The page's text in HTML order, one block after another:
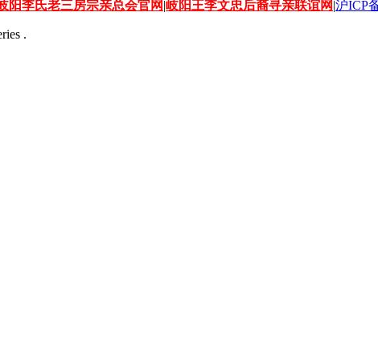
阳李氏老三房宗亲总会官网|岐阳王李文忠后裔寻亲联谊网|沪ICP
.